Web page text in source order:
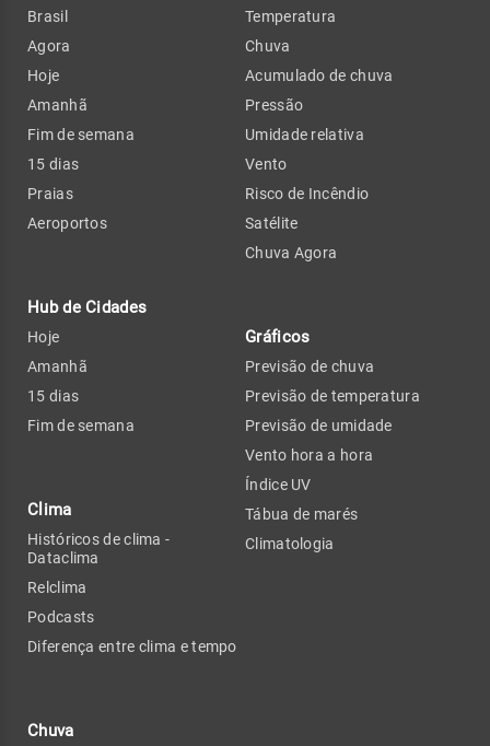
Brasil
Agora
Hoje
Amanhã
Fim de semana
15 dias
Praias
Aeroportos
Hub de Cidades
Hoje
Amanhã
15 dias
Fim de semana
Clima
Históricos de clima -
Dataclima
Relclima
Podcasts
Diferença entre clima e tempo
Chuva
Temperatura
Chuva
Acumulado de chuva
Pressão
Umidade relativa
Vento
Risco de Incêndio
Satélite
Chuva Agora
Gráficos
Previsão de chuva
Previsão de temperatura
Previsão de umidade
Vento hora a hora
Índice UV
Tábua de marés
Climatologia